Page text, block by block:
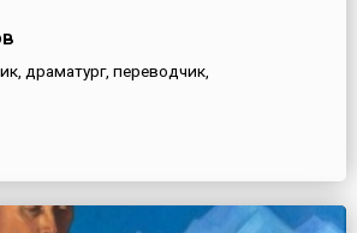
драматург, переводчик,